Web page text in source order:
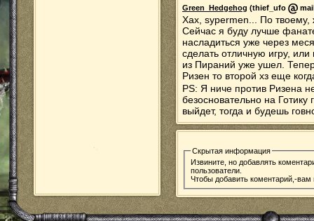
Green_Hedgehog (thief_ufo
Хах, sypermen... По твоему,
Сейчас я буду лучше
насладиться уже через
сделать отличную игру,
из Пираний уже ушел.
Ризен то второй хз еще
PS: Я ниче против Ризена
безосновательно на Готику
выйдет, тогда и будешь
Скрытая информация
Извините, но добавлять
пользователи.
Чтобы добавить коментарий,-